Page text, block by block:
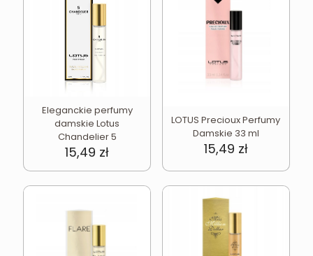
Eleganckie perfumy
damskie Lotus
Chandelier 5
15,49 zł
LOTUS Precioux Perfumy
Damskie 33 ml
15,49 zł